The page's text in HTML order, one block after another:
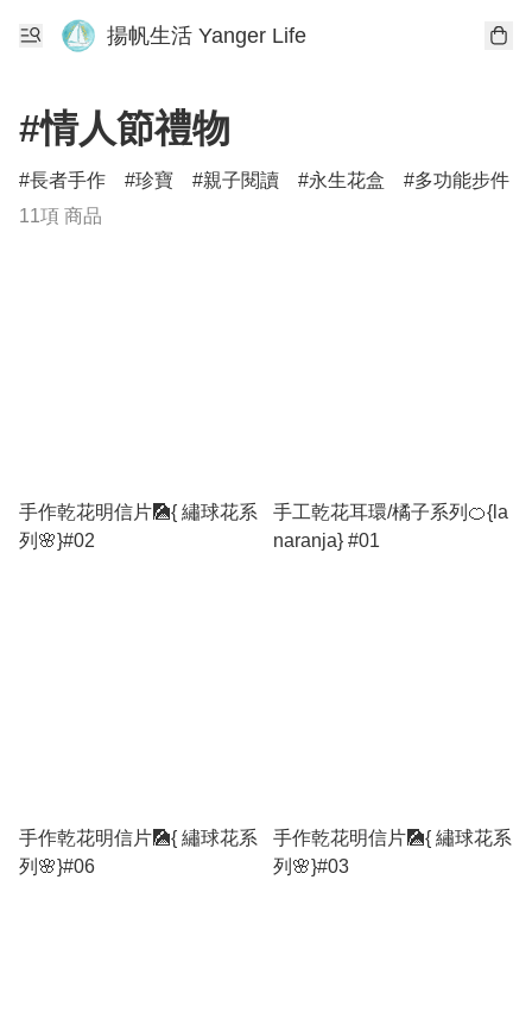
揚帆生活 Yanger Life
#情人節禮物
長者手作 珍寶 親子閱讀 永生花盒
多功能步件
11項 商品
手作乾花明信片🎑{ 繡球花系
列🌸}#02
手工乾花耳環/橘子系列🍊{la
naranja} #01
手作乾花明信片🎑{ 繡球花系
列🌸}#06
手作乾花明信片🎑{ 繡球花系
列🌸}#03